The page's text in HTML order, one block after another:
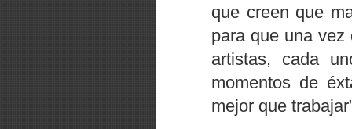
que creen que
para que una vez
artistas, cada
momentos de
mejor que